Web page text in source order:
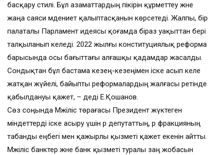
басқару стилі. Бұл азаматтардың пікірін құрметтеу және
жаңа саяси мәдениет қалыптасқа­нын көрсетеді. Жалпы, бір
палаталы Парламент идеясы қоғамда біраз уақыттан бері
талқыланып келеді. 2022 жылғы конституциялық реформа
барысында осы бағыттағы алғашқы қадамдар жасалды.
Сондықтан бұл бас­тама кезең-кезеңімен іске асып келе
жатқан жүйелі, байыпты реформалардың жалғасы ретінде
қабылдануы қажет, – деді Е.Қошанов.
Сөз соңында Мәжіліс төрағасы Президент жүктеген
міндеттерді іске асыру үшін әр депутаттың, әр фракцияның
табанды еңбегі мен қажырлы қызметі қажет екенін айтты.
Мәжіліс банктер және банк қызметі туралы заң жобасын